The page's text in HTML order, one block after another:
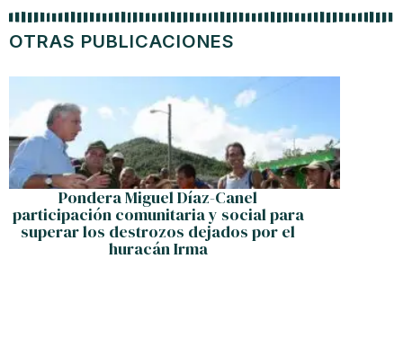
OTRAS PUBLICACIONES
Pondera Miguel Díaz-Canel
participación comunitaria y social para
superar los destrozos dejados por el
huracán Irma